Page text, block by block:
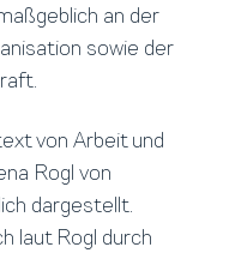
an der
sowie der
von Arbeit und
Rogl von
dargestellt.
laut Rogl durch